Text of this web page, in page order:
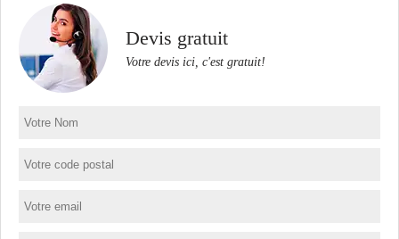
Devis gratuit
Votre devis ici, c'est gratuit!